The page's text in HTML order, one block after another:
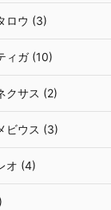
ロウ (3)
ィガ (10)
クサス (2)
ビウス (3)
オ (4)